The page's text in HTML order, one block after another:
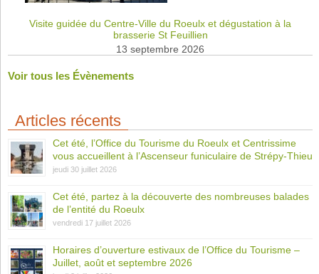
Visite guidée du Centre-Ville du Roeulx et dégustation à la
brasserie St Feuillien
13 septembre 2026
Voir tous les Évènements
Articles récents
Cet été, l’Office du Tourisme du Roeulx et Centrissime
vous accueillent à l’Ascenseur funiculaire de Strépy-Thieu
jeudi 30 juillet 2026
Cet été, partez à la découverte des nombreuses balades
de l’entité du Roeulx
vendredi 17 juillet 2026
Horaires d’ouverture estivaux de l’Office du Tourisme –
Juillet, août et septembre 2026